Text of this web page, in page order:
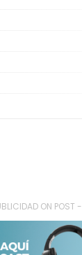
ON POST -